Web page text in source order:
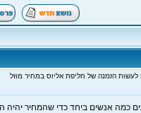
לעשות הזמנה של חליפת אליוס במחיר מוזל
כמה אנשים ביחד כדי שהמחיר יהיה